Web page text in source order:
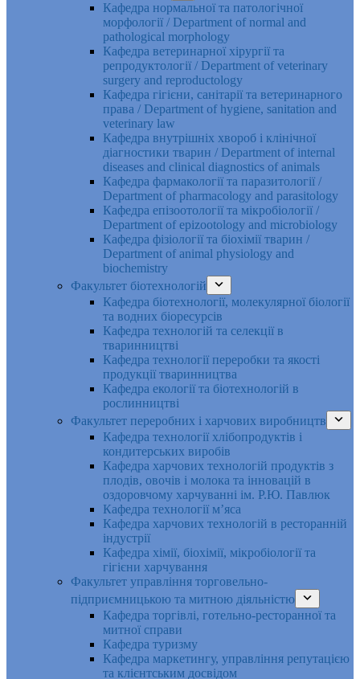
Кафедра нормальної та патологічної
морфології / Department of normal and
pathological morphology
Кафедра ветеринарної хірургії та
репродуктології / Department of veterinary
surgery and reproductology
Кафедра гігієни, санітарії та ветеринарного
права / Department of hygiene, sanitation and
veterinary law
Кафедра внутрішніх хвороб і клінічної
діагностики тварин / Department of internal
diseases and clinical diagnostics of animals
Кафедра фармакології та паразитології /
Department of pharmacology and parasitology
Кафедра епізоотології та мікробіології /
Department of epizootology and microbiology
Кафедра фізіології та біохімії тварин /
Department of animal physiology and
biochemistry
Факультет біотехнологій
Кафедра біотехнології, молекулярної біології
та водних біоресурсів
Кафедра технологій та селекції в
тваринництві
Кафедра технології переробки та якості
продукції тваринництва
Кафедра екології та біотехнологій в
рослинництві
Факультет переробних і харчових виробництв
Кафедра технології хлібопродуктів і
кондитерських виробів
Кафедра харчових технологій продуктів з
плодів, овочів і молока та інновацій в
оздоровчому харчуванні ім. Р.Ю. Павлюк
Кафедра технології м’яса
Кафедра харчових технологій в ресторанній
індустрії
Кафедра хімії, біохімії, мікробіології та
гігієни харчування
Факультет управління торговельно-
підприємницькою та митною діяльністю
Кафедра торгівлі, готельно-ресторанної та
митної справи
Кафедра туризму
Кафедра маркетингу, управління репутацією
та клієнтським досвідом